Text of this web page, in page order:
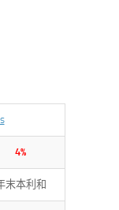
4%
末本利和